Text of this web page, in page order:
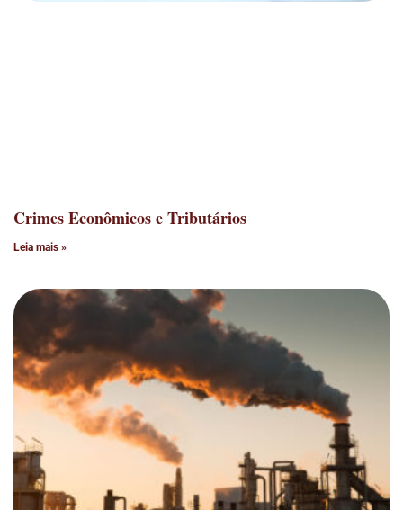
Crimes Econômicos e Tributários
Leia mais »